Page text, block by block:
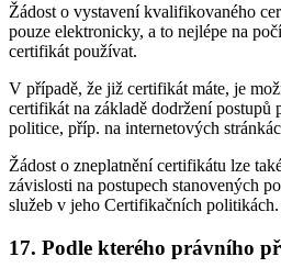
Žádost o vystavení kvalifikovaného
pouze elektronicky, a to nejlépe na
certifikát používat.
V případě, že již certifikát máte, je
certifikát na základě dodržení postupů
politice, příp. na internetových
Žádost o zneplatnění certifikátu lze
závislosti na postupech stanovených
služeb v jeho Certifikačních politikách.
17. Podle kterého právního